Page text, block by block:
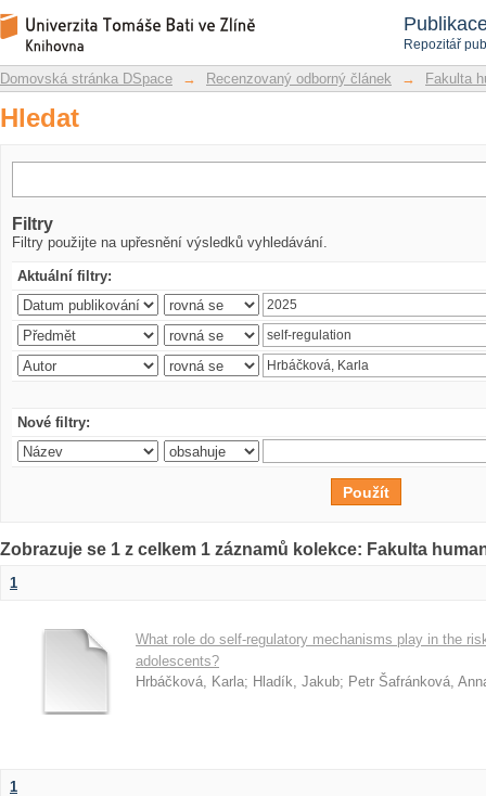
Repozitář
Hledat
Repozitář DSpace/Manakin
Domovská stránka DSpace → Recenzovaný odborný článek → Fakulta
Hledat
Filtry
Filtry použijte na upřesnění výsledků vyhledávání.
Aktuální filtry:
Nové filtry:
Zobrazuje se 1 z celkem 1 záznamů kolekce: Fakulta
1
What role do self-regulatory mechanisms play in the
adolescents?
Hrbáčková, Karla; Hladík, Jakub; Petr Šafránková,
1